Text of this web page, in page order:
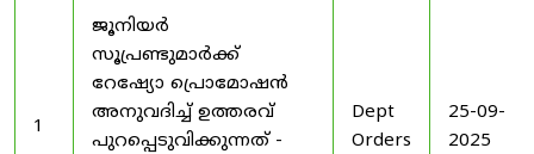
1
ജൂനിയർ
സൂപ്രണ്ടുമാർക്ക്
റേഷ്യോ പ്രൊമോഷൻ
അനുവദിച്ച് ഉത്തരവ്
പുറപ്പെടുവിക്കുന്നത് -
Dept
Orders
25-09-
2025